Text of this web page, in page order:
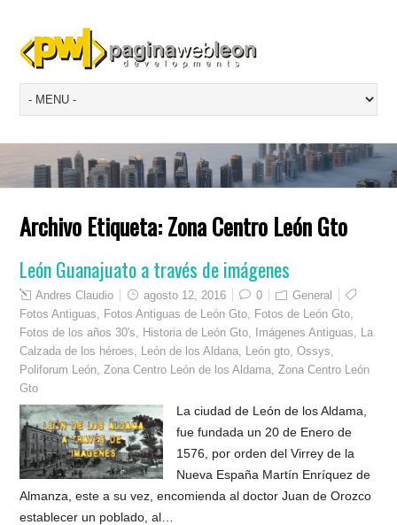
Archivo Etiqueta:Zona Centro León Gto
León Guanajuato a través de imágenes
Andres Claudio agosto 12, 2016 0
General
Fotos Antiguas
Fotos Antiguas de León Gto Fotos de León Gto
Fotos de los años 30's
Historia de León Gto Imágenes Antiguas
La
Calzada de los héroes
León de los Aldana León gto ,Ossys
Poliforum León Zona Centro León de los Aldama Zona Centro León
Gto
La ciudad de León de los Aldama,
fue fundada un 20 de Enero de
1576, por orden del Virrey de la
Nueva España Martín Enríquez de
Almanza, este a su vez, encomienda al doctor Juan de Orozco
establecer un poblado, al…